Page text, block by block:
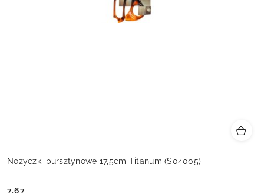
Nożyczki bursztynowe 17,5cm Titanum (S04005)
7.67